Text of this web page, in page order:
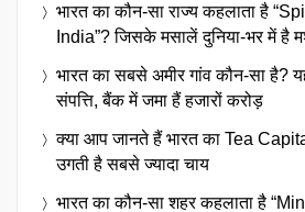
भारत का कौन-सा राज्य कहलाता है
India”? जिसके मसालें दुनिया-भर में है
भारत का सबसे अमीर गांव कौन-सा है?
संपत्ति, बैंक में जमा हैं हजारों करोड़
क्या आप जानते हैं भारत का Tea
उगती है सबसे ज्यादा चाय
भारत का कौन-सा शहर कहलाता है